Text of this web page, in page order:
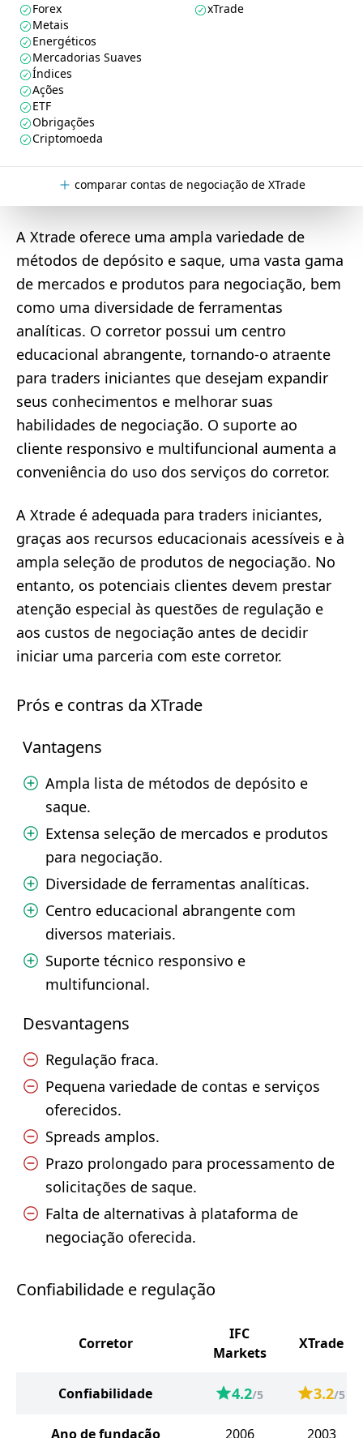
Forex
Metais
Energéticos
Mercadorias Suaves
Índices
Ações
ETF
Obrigações
Criptomoeda
xTrade
comparar contas de negociação de XTrade
A Xtrade oferece uma ampla variedade de
métodos de depósito e saque, uma vasta gama
de mercados e produtos para negociação, bem
como uma diversidade de ferramentas
analíticas. O corretor possui um centro
educacional abrangente, tornando-o atraente
para traders iniciantes que desejam expandir
seus conhecimentos e melhorar suas
habilidades de negociação. O suporte ao
cliente responsivo e multifuncional aumenta a
conveniência do uso dos serviços do corretor.
A Xtrade é adequada para traders iniciantes,
graças aos recursos educacionais acessíveis e à
ampla seleção de produtos de negociação. No
entanto, os potenciais clientes devem prestar
atenção especial às questões de regulação e
aos custos de negociação antes de decidir
iniciar uma parceria com este corretor.
Prós e contras da XTrade
Vantagens
Ampla lista de métodos de depósito e
saque.
Extensa seleção de mercados e produtos
para negociação.
Diversidade de ferramentas analíticas.
Centro educacional abrangente com
diversos materiais.
Suporte técnico responsivo e
multifuncional.
Desvantagens
Regulação fraca.
Pequena variedade de contas e serviços
oferecidos.
Spreads amplos.
Prazo prolongado para processamento de
solicitações de saque.
Falta de alternativas à plataforma de
negociação oferecida.
Confiabilidade e regulação
Corretor
IFC
Markets
XTrade
Confiabilidade 4.2/5 3.2/5
Ano de fundação 2006 2003